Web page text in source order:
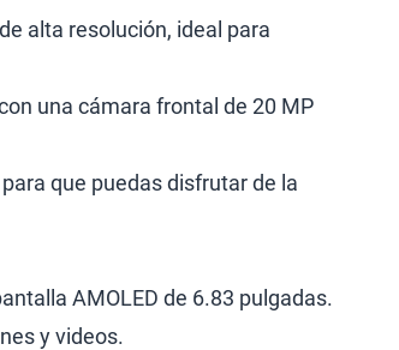
alta resolución, ideal para
una cámara frontal de 20 MP
que puedas disfrutar de la
AMOLED de 6.83 pulgadas.
y videos.